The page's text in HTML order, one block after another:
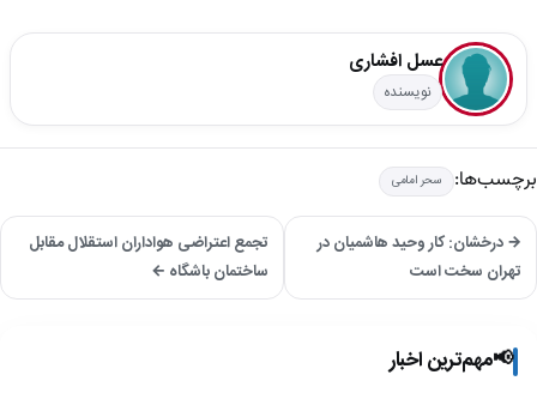
عسل افشاری
نویسنده
برچسب‌ها: سحر امامی
→ درخشان: کار وحید هاشمیان در
تهران سخت است
تجمع اعتراضی هواداران استقلال مقابل
ساختمان باشگاه ←
📢مهم‌ترین اخبار